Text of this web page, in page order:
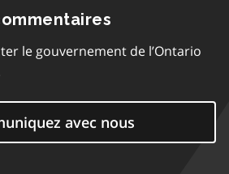
le gouvernement de l’Ontario
avec nous